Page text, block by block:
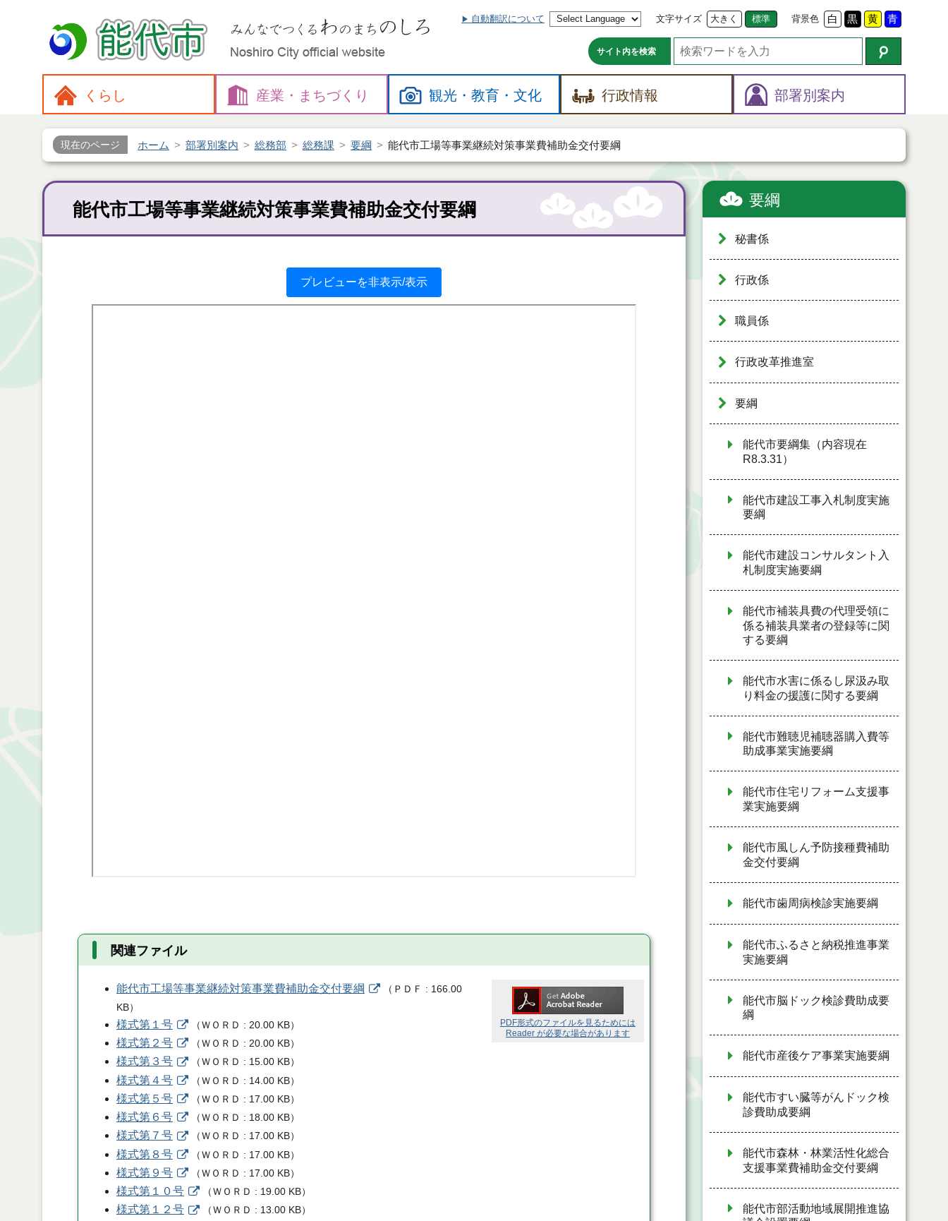
自動翻訳について 文字サイズ 大きく 標準 背景色 白 黒 黄 青
サイト内を検索
くらし 産業・ まちづくり 観光・教育・文化 行政情報 部署別案内
現在のページ ホーム 部署別案内 総務部 総務課 要綱 能代市工場等事業継続対策事業費補助金交付要綱
能代市工場等事業継続対策事業費補助金交付要綱
プレビューを非表示/表示
関連ファイル
PDF形式のファイルを見るためには
Reader が必要な場合があります
能代市工場等事業継続対策事業費補助金交付要綱 （ ＰＤＦ
166.00
KB）
様式第１号 （ＷＯＲＤ 20.00 KB）
様式第２号 （ＷＯＲＤ 20.00 KB）
様式第３号 （ＷＯＲＤ 15.00 KB）
様式第４号 （ＷＯＲＤ 14.00 KB）
様式第５号 （ＷＯＲＤ 17.00 KB）
様式第６号 （ＷＯＲＤ 18.00 KB）
様式第７号 （ＷＯＲＤ 17.00 KB）
様式第８号 （ＷＯＲＤ 17.00 KB）
様式第９号 （ＷＯＲＤ 17.00 KB）
様式第１０号 （ＷＯＲＤ 19.00 KB）
様式第１２号 （ＷＯＲＤ 13.00 KB）
要綱
秘書係
行政係
職員係
行政改革推進室
要綱
能代市要綱集（内容現在
R8.3.31）
能代市建設工事入札制度実施
要綱
能代市建設コンサルタント入
札制度実施要綱
能代市補装具費の代理受領に
係る補装具業者の登録等に関
する要綱
能代市水害に係るし尿汲み取
り料金の援護に関する要綱
能代市難聴児補聴器購入費等
助成事業実施要綱
能代市住宅リフォーム支援事
業実施要綱
能代市風しん予防接種費補助
金交付要綱
能代市歯周病検診実施要綱
能代市ふるさと納税推進事業
実施要綱
能代市脳ドック検診費助成要
綱
能代市産後ケア事業実施要綱
能代市すい臓等がんドック検
診費助成要綱
能代市森林・林業活性化総合
支援事業費補助金交付要綱
能代市部活動地域展開推進協